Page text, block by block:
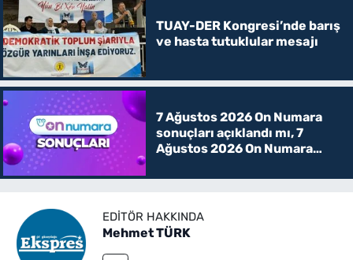
TUAY-DER Kongresi’nde barış
ve hasta tutuklular mesajı
7 Ağustos 2026 On Numara
sonuçları açıklandı mı, 7
Ağustos 2026 On Numara
EDITÖR HAKKINDA
Mehmet TÜRK